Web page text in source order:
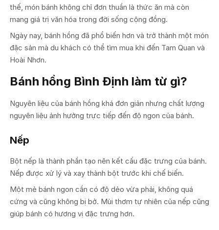
thế, món bánh không chỉ đơn thuần là thức ăn mà còn
mang giá trị văn hóa trong đời sống cộng đồng.
Ngày nay, bánh hồng đã phổ biến hơn và trở thành một món
đặc sản mà du khách có thể tìm mua khi đến Tam Quan và
Hoài Nhơn.
Bánh hồng Bình Định làm từ gì?
Nguyên liệu của bánh hồng khá đơn giản nhưng chất lượng
nguyên liệu ảnh hưởng trực tiếp đến độ ngon của bánh.
Nếp
Bột nếp là thành phần tạo nên kết cấu đặc trưng của bánh.
Nếp được xử lý và xay thành bột trước khi chế biến.
Một mẻ bánh ngon cần có độ dẻo vừa phải, không quá
cứng và cũng không bị bở. Mùi thơm tự nhiên của nếp cũng
giúp bánh có hương vị đặc trưng hơn.